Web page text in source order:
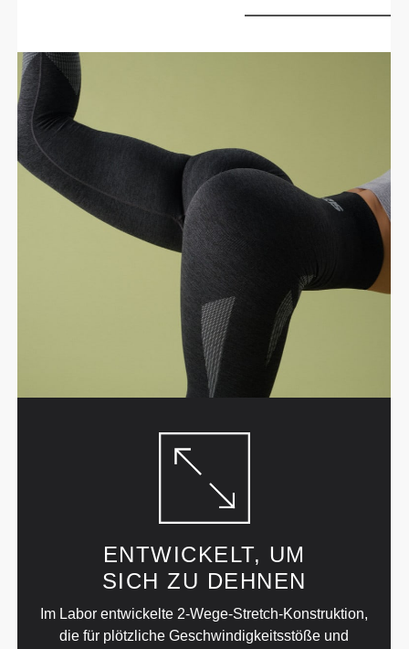
ENTWICKELT, UM
SICH ZU DEHNEN
Im Labor entwickelte 2-Wege-Stretch-Konstruktion,
die für plötzliche Geschwindigkeitsstöße und